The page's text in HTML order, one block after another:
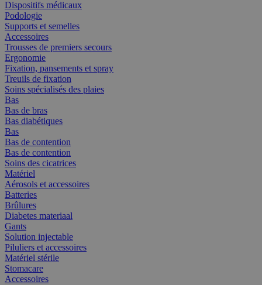
Dispositifs médicaux
Podologie
Supports et semelles
Accessoires
Trousses de premiers secours
Ergonomie
Fixation, pansements et spray
Treuils de fixation
Soins spécialisés des plaies
Bas
Bas de bras
Bas diabétiques
Bas
Bas de contention
Bas de contention
Soins des cicatrices
Matériel
Aérosols et accessoires
Batteries
Brûlures
Diabetes materiaal
Gants
Solution injectable
Piluliers et accessoires
Matériel stérile
Stomacare
Accessoires